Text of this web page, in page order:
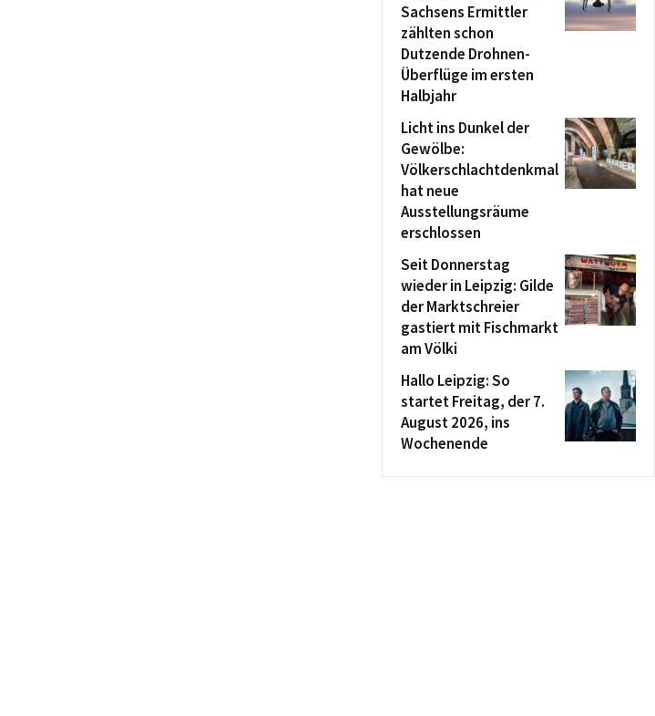
Sachsens Ermittler
zählten schon
Dutzende Drohnen-
Überflüge im ersten
Halbjahr
Licht ins Dunkel der
Gewölbe:
Völkerschlachtdenkmal
hat neue
Ausstellungsräume
erschlossen
Seit Donnerstag
wieder in Leipzig: Gilde
der Marktschreier
gastiert mit Fischmarkt
am Völki
Hallo Leipzig: So
startet Freitag, der 7.
August 2026, ins
Wochenende